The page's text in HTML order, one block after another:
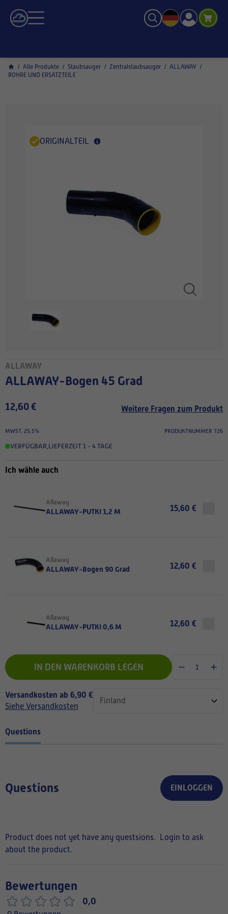
/ Alle Produkte / Staubsauger / Zentralstaubsauger / ALLAWAY /
ROHRE UND ERSATZTEILE
ORIGINALTEIL
ALLAWAY
ALLAWAY-Bogen 45 Grad
12,60 € Weitere Fragen zum Produkt
MWST. 25.5% PRODUKTNUMMER 726
VERFÜGBAR LIEFERZEIT 1 - 4 TAGE
Ich wähle auch
Allaway
ALLAWAY-PUTKI 1,2 M 15,60 €
Allaway
ALLAWAY-Bogen 90 Grad 12,60 €
Allaway
ALLAWAY-PUTKI 0,6 M 12,60 €
IN DEN WARENKORB LEGEN
Versandkosten ab 6,90 €
Siehe Versandkosten
Questions
Questions EINLOGGEN
Product does not yet have any questsions.
Login to ask
about the product.
Bewertungen
0,0